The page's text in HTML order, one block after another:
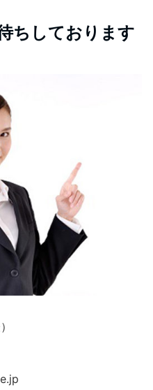
ちしております